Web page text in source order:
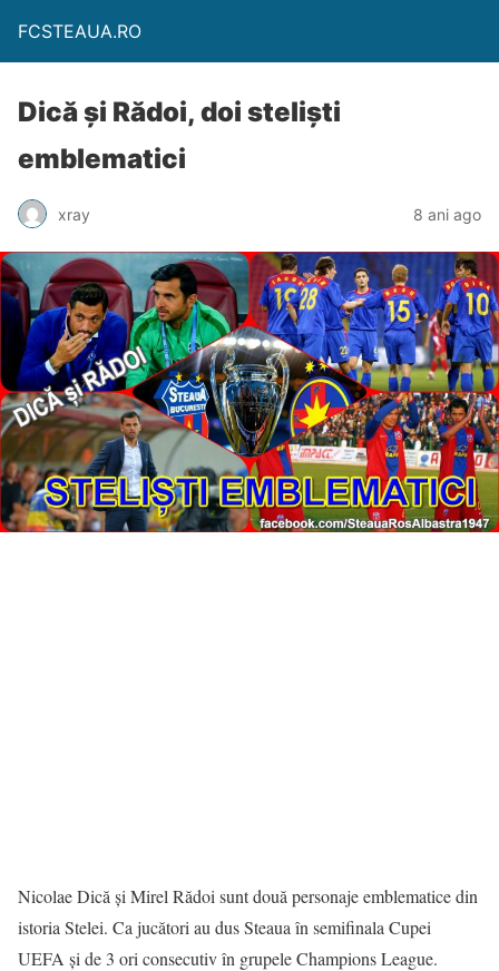
FCSTEAUA.RO
Dică și Rădoi, doi steliști
emblematici
xray 8 ani ago
Nicolae Dică și Mirel Rădoi sunt două personaje emblematice din
istoria Stelei. Ca jucători au dus Steaua în semifinala Cupei
UEFA și de 3 ori consecutiv în grupele Champions League.